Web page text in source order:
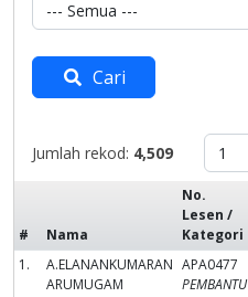
Cari
Jumlah rekod: 4,509
# Nama
No.
Lesen /
Kategori
1.
A.ELANANKUMARAN
ARUMUGAM
APA0477
PEMBANTU